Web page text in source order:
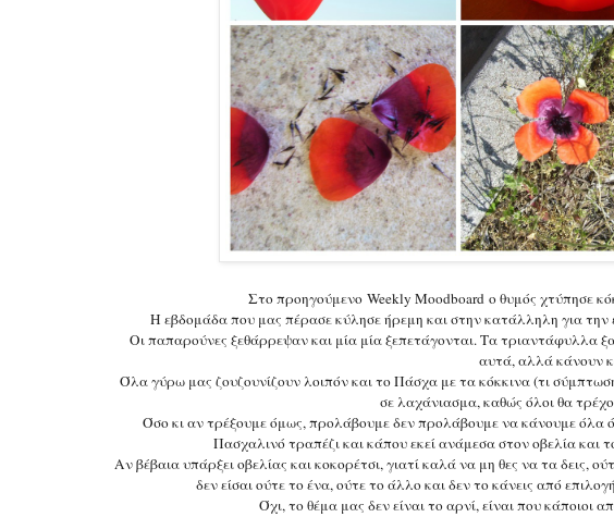
Στο προηγούμενο Weekly Moodboard ο θυμός χτύπησε
Η εβδομάδα που μας πέρασε κύλησε ήρεμη και στην κατάλληλη για την
Οι παπαρούνες ξεθάρρεψαν και μία μία ξεπετάγονται. Τα τριαντάφυλλα
αυτά, αλλά κάνουν
Όλα γύρω μας ζουζουνίζουν λοιπόν και το Πάσχα με τα κόκκινα (τι
σε λαχάνιασμα, καθώς όλοι θα
Όσο κι αν τρέξουμε όμως, προλάβουμε δεν προλάβουμε να κάνουμε όλα
Πασχαλινό τραπέζι και κάπου εκεί ανάμεσα στον οβελία και
Αν βέβαια υπάρξει οβελίας και κοκορέτσι, γιατί καλά να μη θες να τα δεις,
δεν είσαι ούτε το ένα, ούτε το άλλο και δεν το κάνεις από
Όχι, το θέμα μας δεν είναι το αρνί, είναι που κάποιοι